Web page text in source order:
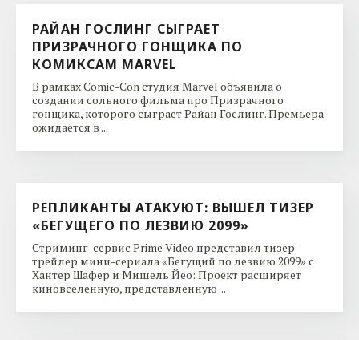
РАЙАН ГОСЛИНГ СЫГРАЕТ
ПРИЗРАЧНОГО ГОНЩИКА ПО
КОМИКСАМ MARVEL
В рамках Comic-Con студия Marvel объявила о
создании сольного фильма про Призрачного
гонщика, которого сыграет Райан Гослинг. Премьера
ожидается в ...
РЕПЛИКАНТЫ АТАКУЮТ: ВЫШЕЛ ТИЗЕР
«БЕГУЩЕГО ПО ЛЕЗВИЮ 2099»
Стриминг-сервис Prime Video представил тизер-
трейлер мини-сериала «Бегущий по лезвию 2099» с
Хантер Шафер и Мишель Йео: Проект расширяет
киновселенную, представленную ...